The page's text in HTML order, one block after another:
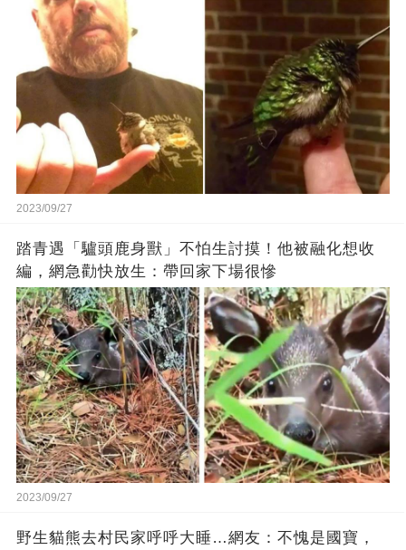
2023/09/27
踏青遇「驢頭鹿身獸」不怕生討摸！他被融化想收
編，網急勸快放生：帶回家下場很慘
2023/09/27
野生貓熊去村民家呼呼大睡…網友：不愧是國寶，